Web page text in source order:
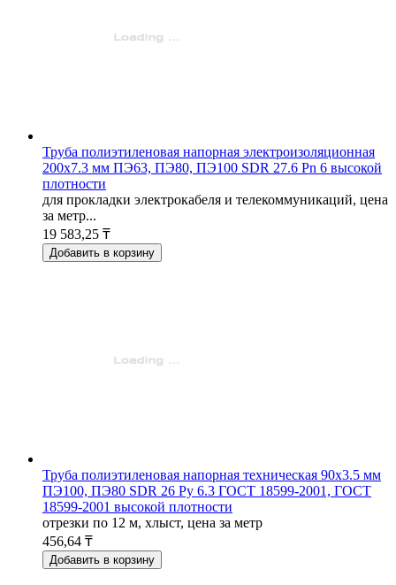
Труба полиэтиленовая напорная электроизоляционная
200х7.3 мм ПЭ63, ПЭ80, ПЭ100 SDR 27.6 Pn 6 высокой
плотности
для прокладки электрокабеля и телекоммуникаций, цена
за метр...
19 583,25 ₸
Добавить в корзину
Труба полиэтиленовая напорная техническая 90х3.5 мм
ПЭ100, ПЭ80 SDR 26 Ру 6.3 ГОСТ 18599-2001, ГОСТ
18599-2001 высокой плотности
отрезки по 12 м, хлыст, цена за метр
456,64 ₸
Добавить в корзину